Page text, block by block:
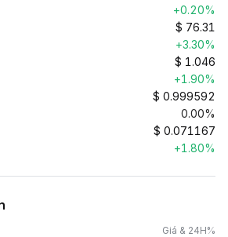
+0.20%
$ 76.31
+3.30%
$ 1.046
+1.90%
$ 0.999592
0.00%
$ 0.071167
+1.80%
Giá & 24H%